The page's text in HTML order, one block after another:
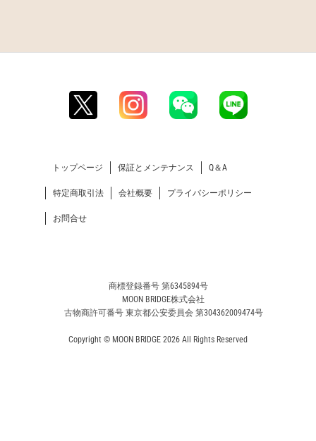
トップページ 保証とメンテナンス Q＆A
特定商取引法 会社概要 プライバシーポリシー
お問合せ
商標登録番号 第6345894号
MOON BRIDGE株式会社
古物商許可番号 東京都公安委員会 第304362009474号
Copyright © MOON BRIDGE 2026 All Rights Reserved